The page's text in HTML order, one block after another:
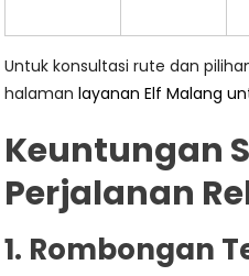
Untuk konsultasi rute dan
halamanlayanan Elf Malang
Keuntungan
Perjalanan
1. Rombongan